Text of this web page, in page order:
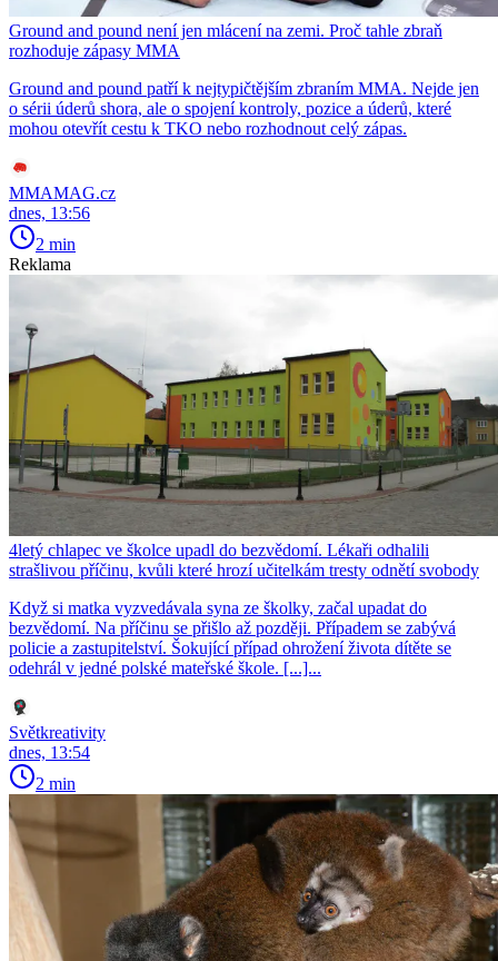
Ground and pound není jen mlácení na zemi. Proč tahle zbraň
rozhoduje zápasy MMA
Ground and pound patří k nejtypičtějším zbraním MMA. Nejde jen
o sérii úderů shora, ale o spojení kontroly, pozice a úderů, které
mohou otevřít cestu k TKO nebo rozhodnout celý zápas.
MMAMAG.cz
dnes, 13:56
2 min
Reklama
4letý chlapec ve školce upadl do bezvědomí. Lékaři odhalili
strašlivou příčinu, kvůli které hrozí učitelkám tresty odnětí svobody
Když si matka vyzvedávala syna ze školky, začal upadat do
bezvědomí. Na příčinu se přišlo až později. Případem se zabývá
policie a zastupitelství. Šokující případ ohrožení života dítěte se
odehrál v jedné polské mateřské škole. [...]...
Světkreativity
dnes, 13:54
2 min